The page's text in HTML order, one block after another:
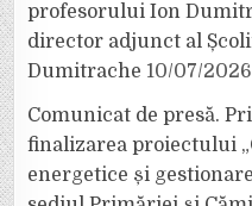
profesorului Ion
director adjunct al
Dumitrache 10/07/2026
Comunicat de presă.
finalizarea proiectului
energetice și